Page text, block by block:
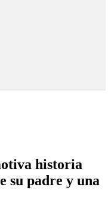
historia
su padre y una